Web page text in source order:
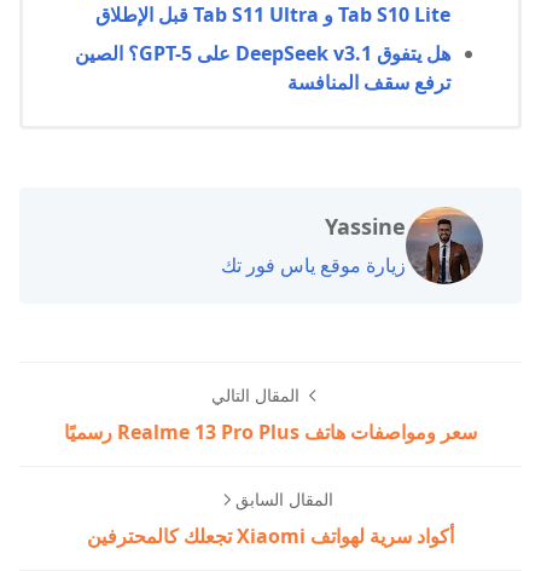
Tab S10 Lite و Tab S11 Ultra قبل الإطلاق
هل يتفوق DeepSeek v3.1 على GPT-5؟ الصين
ترفع سقف المنافسة
Yassine
زيارة موقع ياس فور تك
المقال التالي
سعر ومواصفات هاتف Realme 13 Pro Plus رسميًا
المقال السابق
أكواد سرية لهواتف Xiaomi تجعلك كالمحترفين